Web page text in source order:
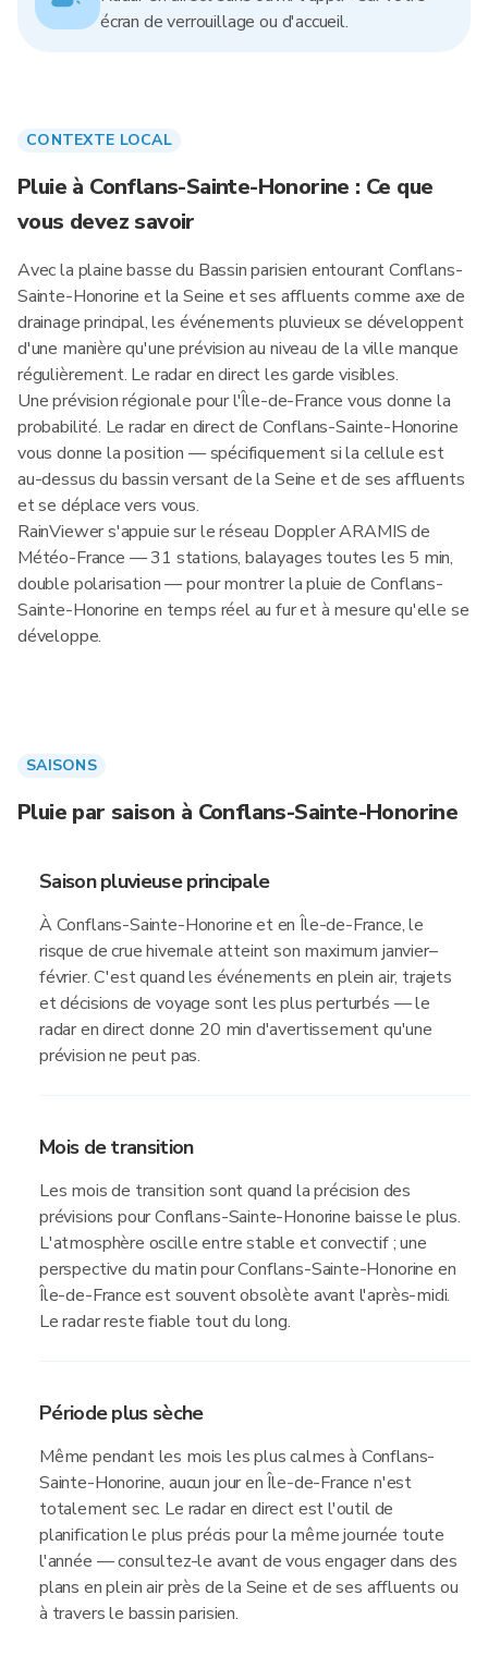
écran de verrouillage ou d'accueil.
CONTEXTE LOCAL
Pluie à Conflans-Sainte-Honorine : Ce que
vous devez savoir
Avec la plaine basse du Bassin parisien entourant Conflans-
Sainte-Honorine et la Seine et ses affluents comme axe de
drainage principal, les événements pluvieux se développent
d'une manière qu'une prévision au niveau de la ville manque
régulièrement. Le radar en direct les garde visibles.
Une prévision régionale pour l'Île-de-France vous donne la
probabilité. Le radar en direct de Conflans-Sainte-Honorine
vous donne la position — spécifiquement si la cellule est
au-dessus du bassin versant de la Seine et de ses affluents
et se déplace vers vous.
RainViewer s'appuie sur le réseau Doppler ARAMIS de
Météo-France — 31 stations, balayages toutes les 5 min,
double polarisation — pour montrer la pluie de Conflans-
Sainte-Honorine en temps réel au fur et à mesure qu'elle se
développe.
SAISONS
Pluie par saison à Conflans-Sainte-Honorine
Saison pluvieuse principale
À Conflans-Sainte-Honorine et en Île-de-France, le
risque de crue hivernale atteint son maximum janvier–
février. C'est quand les événements en plein air, trajets
et décisions de voyage sont les plus perturbés — le
radar en direct donne 20 min d'avertissement qu'une
prévision ne peut pas.
Mois de transition
Les mois de transition sont quand la précision des
prévisions pour Conflans-Sainte-Honorine baisse le plus.
L'atmosphère oscille entre stable et convectif ; une
perspective du matin pour Conflans-Sainte-Honorine en
Île-de-France est souvent obsolète avant l'après-midi.
Le radar reste fiable tout du long.
Période plus sèche
Même pendant les mois les plus calmes à Conflans-
Sainte-Honorine, aucun jour en Île-de-France n'est
totalement sec. Le radar en direct est l'outil de
planification le plus précis pour la même journée toute
l'année — consultez-le avant de vous engager dans des
plans en plein air près de la Seine et de ses affluents ou
à travers le bassin parisien.